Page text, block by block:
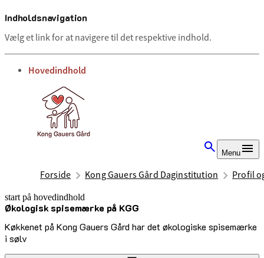
Indholdsnavigation
Vælg et link for at navigere til det respektive indhold.
gå til
Hovedindhold
Menu
Forside Kong Gauers Gård Daginstitution Profil
start på hovedindhold
Økologisk spisemærke på KGG
Køkkenet på Kong Gauers Gård har det økologiske spisemærke
i sølv
senest opdateret 13. november 2025